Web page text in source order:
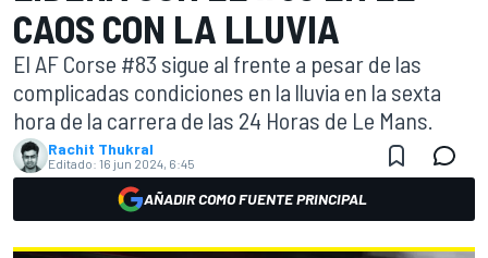
CAOS CON LA LLUVIA
El AF Corse #83 sigue al frente a pesar de las
complicadas condiciones en la lluvia en la sexta
hora de la carrera de las 24 Horas de Le Mans.
Rachit Thukral
Editado: 16 jun 2024, 6:45
AÑADIR COMO FUENTE PRINCIPAL